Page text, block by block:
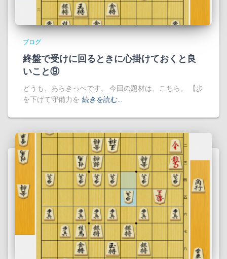
ブログ
終盤で受けに回るときに心掛けておくと良
いこと⑨
どうも、あらきっぺです。 今回の題材は、こちら。 【歩
を下げて守備力を 続きを読む…